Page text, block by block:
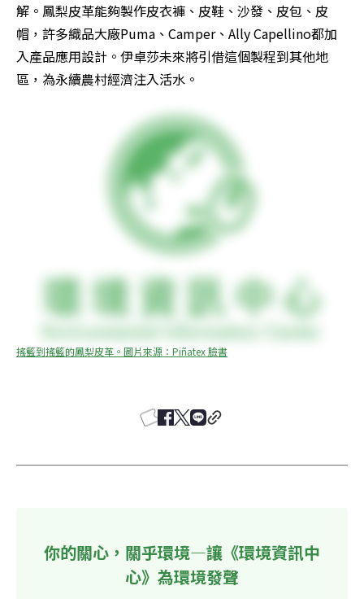
解。鳳梨皮革能夠製作皮衣褲、皮鞋、沙發、皮包、皮
帽，許多織品大廠Puma、Camper、Ally Capellino都加
入產品應用設計。伊卓莎未來將引借這個製程到其他地
區，為永續農村經濟注入活水。
搖籃到搖籃的鳳梨皮革。圖片來源：Piñatex 臉書
你的關心，關乎環境—讓《環境資訊中
心》為環境發聲